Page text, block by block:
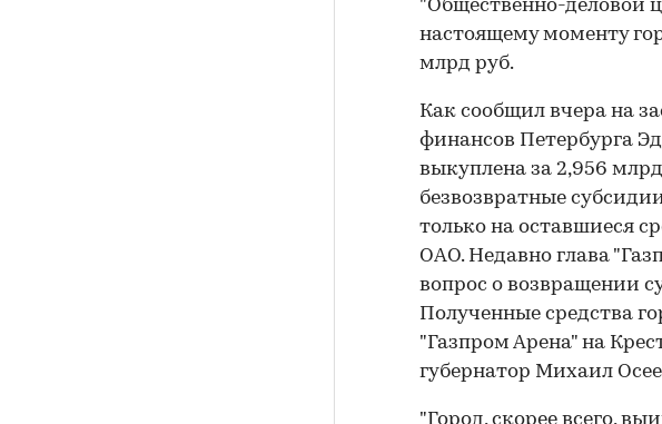
"Общественно-деловой
настоящему моменту
млрд руб.
Как сообщил вчера на
финансов Петербурга
выкуплена за 2,956
безвозвратные
только на оставшиеся
ОАО. Недавно глава
вопрос о возвращении
Полученные средства
"Газпром Арена" на
губернатор Михаил